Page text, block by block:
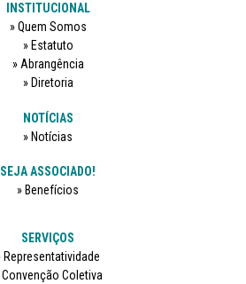
INSTITUCIONAL
Quem Somos
Estatuto
Abrangência
Diretoria
NOTÍCIAS
Notícias
SEJA ASSOCIADO!
Benefícios
SERVIÇOS
Representatividade
Convenção Coletiva